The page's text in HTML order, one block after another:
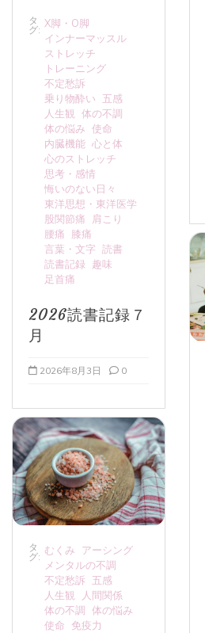
タ
グ:
X脚・O脚
インナーマッスル
ストレッチ
トレーニング
不定愁訴
乗り物酔い
五感
人生観 体の不調
体の悩み 使命
内臓機能 心と体
心のストレッチ
思考・感情
悔いのない日々
東洋思想・東洋医学
股関節痛
肩こり
腰痛
膝痛
言葉・文字 読書
読書記録
趣味
足首痛
2026読書記録７
月
2026年8月3日 0
タ
グ:
むくみ
アーシング
メンタルの不調
不定愁訴
五感
人生観
人間関係
体の不調 体の悩み
使命
免疫力